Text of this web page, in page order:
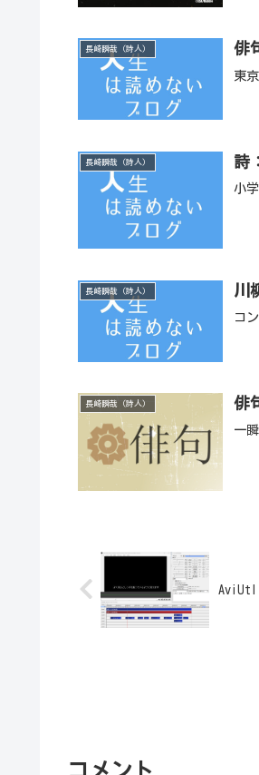
長崎瞬哉（詩人） 俳
東
長崎瞬哉（詩人） 詩
小
長崎瞬哉（詩人） 川
コ
長崎瞬哉（詩人） 俳
一
AviUtl
コメント